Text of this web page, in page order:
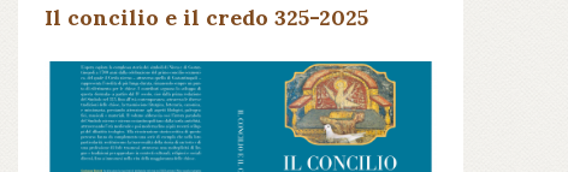
Il concilio e il credo 325-2025